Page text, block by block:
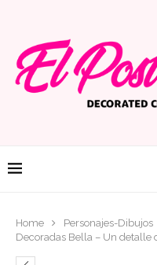
Home Personajes-Dibujos
Decoradas Bella – Un detalle